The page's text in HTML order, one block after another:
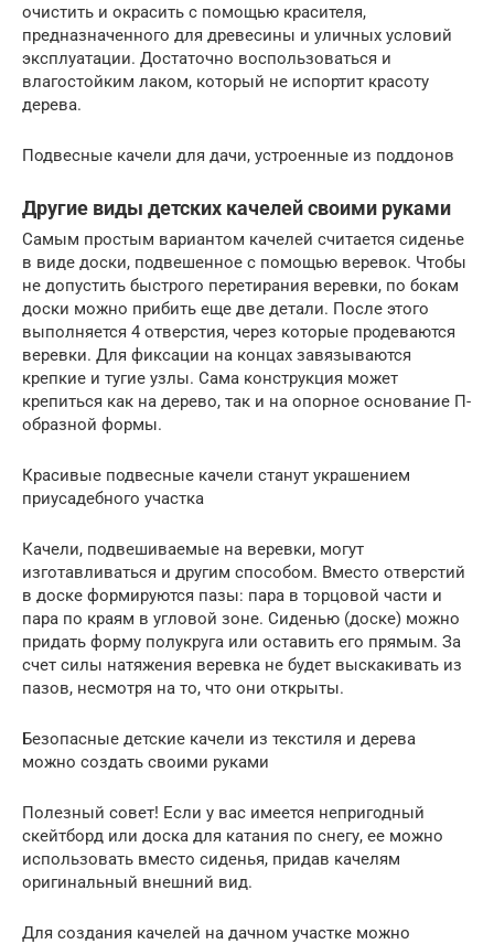
очистить и окрасить с помощью красителя,
предназначенного для древесины и уличных условий
эксплуатации. Достаточно воспользоваться и
влагостойким лаком, который не испортит красоту
дерева.
Подвесные качели для дачи, устроенные из поддонов
Другие виды детских качелей своими руками
Самым простым вариантом качелей считается сиденье
в виде доски, подвешенное с помощью веревок. Чтобы
не допустить быстрого перетирания веревки, по бокам
доски можно прибить еще две детали. После этого
выполняется 4 отверстия, через которые продеваются
веревки. Для фиксации на концах завязываются
крепкие и тугие узлы. Сама конструкция может
крепиться как на дерево, так и на опорное основание П-
образной формы.
Красивые подвесные качели станут украшением
приусадебного участка
Качели, подвешиваемые на веревки, могут
изготавливаться и другим способом. Вместо отверстий
в доске формируются пазы: пара в торцовой части и
пара по краям в угловой зоне. Сиденью (доске) можно
придать форму полукруга или оставить его прямым. За
счет силы натяжения веревка не будет выскакивать из
пазов, несмотря на то, что они открыты.
Безопасные детские качели из текстиля и дерева
можно создать своими руками
Полезный совет! Если у вас имеется непригодный
скейтборд или доска для катания по снегу, ее можно
использовать вместо сиденья, придав качелям
оригинальный внешний вид.
Для создания качелей на дачном участке можно